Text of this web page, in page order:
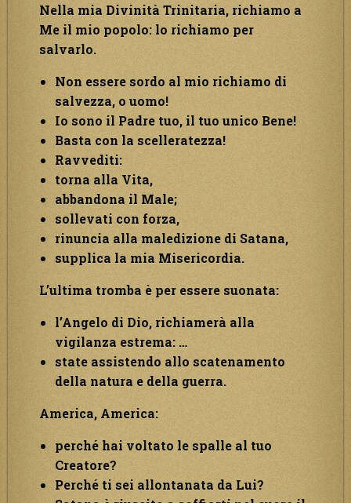
Nella mia Divinità Trinitaria, richiamo a
Me il mio popolo: lo richiamo per
salvarlo.
Non essere sordo al mio richiamo di
salvezza, o uomo!
Io sono il Padre tuo, il tuo unico Bene!
Basta con la scelleratezza!
Ravvediti:
torna alla Vita,
abbandona il Male;
sollevati con forza,
rinuncia alla maledizione di Satana,
supplica la mia Misericordia.
L’ultima tromba è per essere suonata:
l’Angelo di Dio, richiamerà alla
vigilanza estrema: …
state assistendo allo scatenamento
della natura e della guerra.
America, America:
perché hai voltato le spalle al tuo
Creatore?
Perché ti sei allontanata da Lui?